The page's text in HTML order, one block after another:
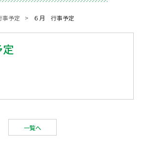
事予定 ６月 行事予定
一覧へ